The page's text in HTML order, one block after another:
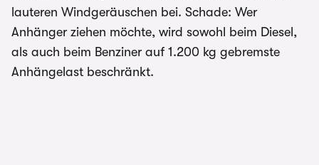
lauteren Windgeräuschen bei. Schade: Wer
Anhänger ziehen möchte, wird sowohl beim Diesel,
als auch beim Benziner auf 1.200 kg gebremste
Anhängelast beschränkt.